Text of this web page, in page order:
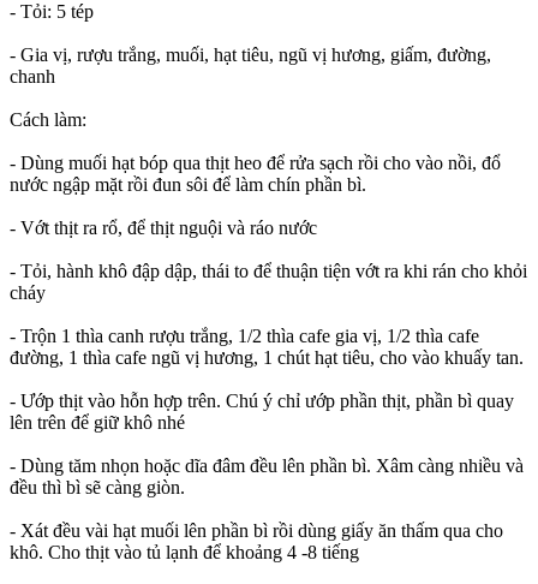
- Tỏi: 5 tép
- Gia vị, rượu trắng, muối, hạt tiêu, ngũ vị hương, giấm, đường,
chanh
Cách làm:
- Dùng muối hạt bóp qua thịt heo để rửa sạch rồi cho vào nồi, đổ
nước ngập mặt rồi đun sôi để làm chín phần bì.
- Vớt thịt ra rổ, để thịt nguội và ráo nước
- Tỏi, hành khô đập dập, thái to để thuận tiện vớt ra khi rán cho khỏi
cháy
- Trộn 1 thìa canh rượu trắng, 1/2 thìa cafe gia vị, 1/2 thìa cafe
đường, 1 thìa cafe ngũ vị hương, 1 chút hạt tiêu, cho vào khuấy tan.
- Ướp thịt vào hỗn hợp trên. Chú ý chỉ ướp phần thịt, phần bì quay
lên trên để giữ khô nhé
- Dùng tăm nhọn hoặc dĩa đâm đều lên phần bì. Xâm càng nhiều và
đều thì bì sẽ càng giòn.
- Xát đều vài hạt muối lên phần bì rồi dùng giấy ăn thấm qua cho
khô. Cho thịt vào tủ lạnh để khoảng 4 -8 tiếng